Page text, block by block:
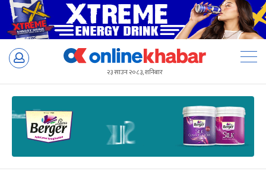
Skip
२३ साउन २०८३, शनिबार